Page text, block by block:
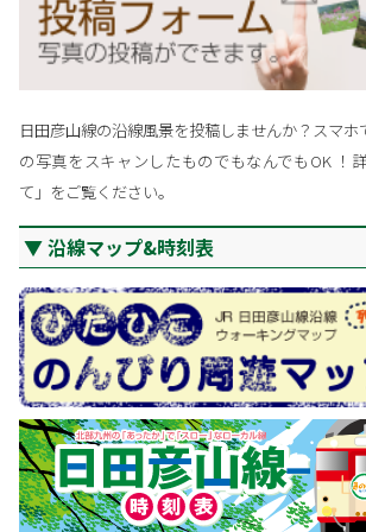
日田彦山線の沿線風景を投稿しませんか？スマ
の写真をスキャンしたものでもなんでもOK ！
て」をご覧ください。
沿線マップ&時刻表